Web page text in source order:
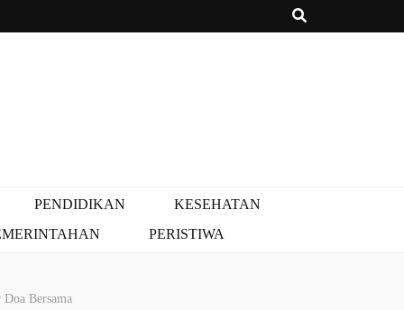
PENDIDIKAN
KESEHATAN
PERISTIWA
Bersama